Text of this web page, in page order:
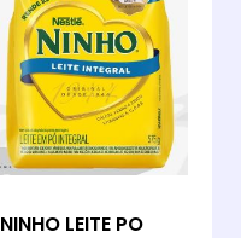
NINHO LEITE PO